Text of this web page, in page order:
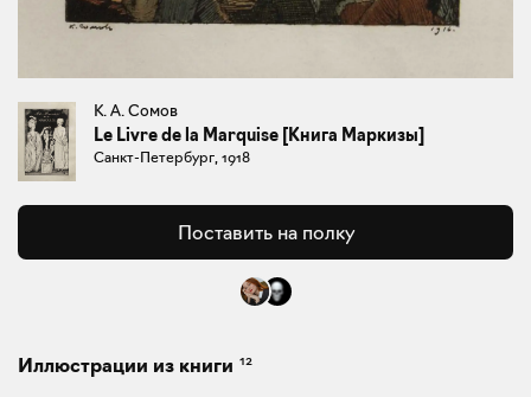
К. А. Сомов
Le Livre de la Marquise [Книга Маркизы]
Санкт-Петербург, 1918
Поставить на полку
Иллюстрации из книги 12